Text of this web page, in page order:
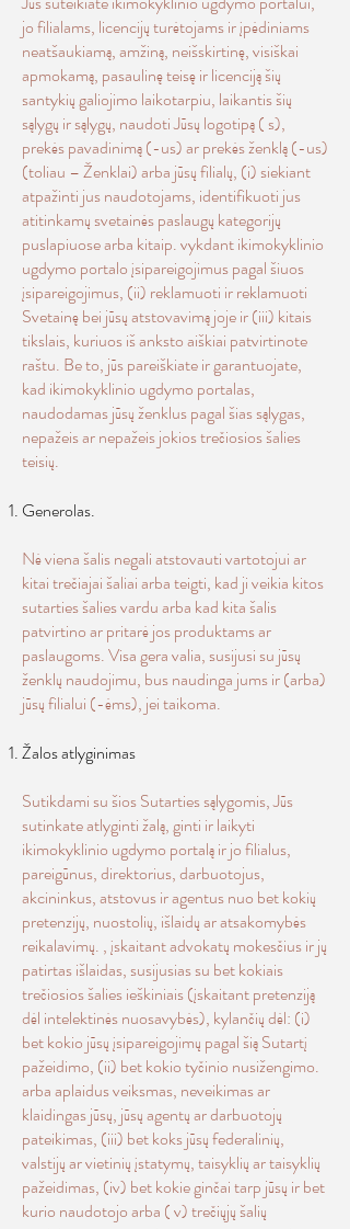
jo filialams, licencijų turėtojams ir įpėdiniams
neatšaukiamą, amžiną, neišskirtinę, visiškai
apmokamą, pasaulinę teisę ir licenciją šių
santykių galiojimo laikotarpiu, laikantis šių
sąlygų ir sąlygų, naudoti Jūsų logotipą ( s),
prekės pavadinimą (-us) ar prekės ženklą (-us)
(toliau – Ženklai) arba jūsų filialų, (i) siekiant
atpažinti jus naudotojams, identifikuoti jus
atitinkamų svetainės paslaugų kategorijų
puslapiuose arba kitaip. vykdant ikimokyklinio
ugdymo portalo įsipareigojimus pagal šiuos
įsipareigojimus, (ii) reklamuoti ir reklamuoti
Svetainę bei jūsų atstovavimą joje ir (iii) kitais
tikslais, kuriuos iš anksto aiškiai patvirtinote
raštu. Be to, jūs pareiškiate ir garantuojate,
kad ikimokyklinio ugdymo portalas,
naudodamas jūsų ženklus pagal šias sąlygas,
nepažeis ar nepažeis jokios trečiosios šalies
teisių.
Generolas.
Nė viena šalis negali atstovauti vartotojui ar
kitai trečiajai šaliai arba teigti, kad ji veikia kitos
sutarties šalies vardu arba kad kita šalis
patvirtino ar pritarė jos produktams ar
paslaugoms. Visa gera valia, susijusi su jūsų
ženklų naudojimu, bus naudinga jums ir (arba)
jūsų filialui (-ėms), jei taikoma.
Žalos atlyginimas
Sutikdami su šios Sutarties sąlygomis, Jūs
sutinkate atlyginti žalą, ginti ir laikyti
ikimokyklinio ugdymo portalą ir jo filialus,
pareigūnus, direktorius, darbuotojus,
akcininkus, atstovus ir agentus nuo bet kokių
pretenzijų, nuostolių, išlaidų ar atsakomybės
reikalavimų. , įskaitant advokatų mokesčius ir jų
patirtas išlaidas, susijusias su bet kokiais
trečiosios šalies ieškiniais (įskaitant pretenziją
dėl intelektinės nuosavybės), kylančių dėl: (i)
bet kokio jūsų įsipareigojimų pagal šią Sutartį
pažeidimo, (ii) bet kokio tyčinio nusižengimo.
arba aplaidus veiksmas, neveikimas ar
klaidingas jūsų, jūsų agentų ar darbuotojų
pateikimas, (iii) bet koks jūsų federalinių,
valstijų ar vietinių įstatymų, taisyklių ar taisyklių
pažeidimas, (iv) bet kokie ginčai tarp jūsų ir bet
kurio naudotojo arba ( v) trečiųjų šalių